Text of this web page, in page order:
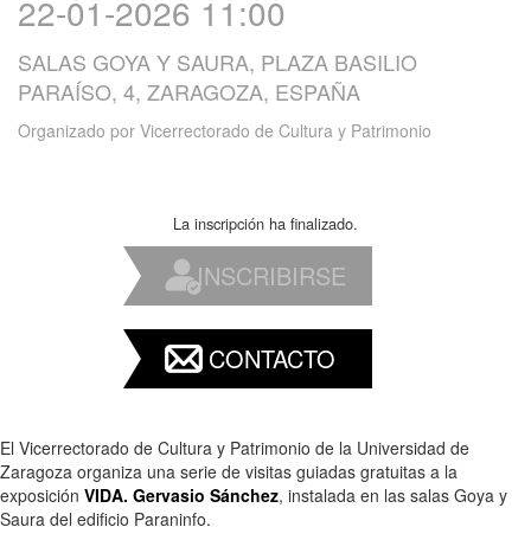
22-01-2026 11:00
SALAS GOYA Y SAURA, PLAZA BASILIO
PARAÍSO, 4, ZARAGOZA, ESPAÑA
Organizado por Vicerrectorado de Cultura y Patrimonio
La inscripción ha finalizado.
INSCRIBIRSE
CONTACTO
El Vicerrectorado de Cultura y Patrimonio de la Universidad de
Zaragoza organiza una serie de visitas guiadas gratuitas a la
exposición VIDA. Gervasio Sánchez, instalada en las salas Goya y
Saura del edificio Paraninfo.